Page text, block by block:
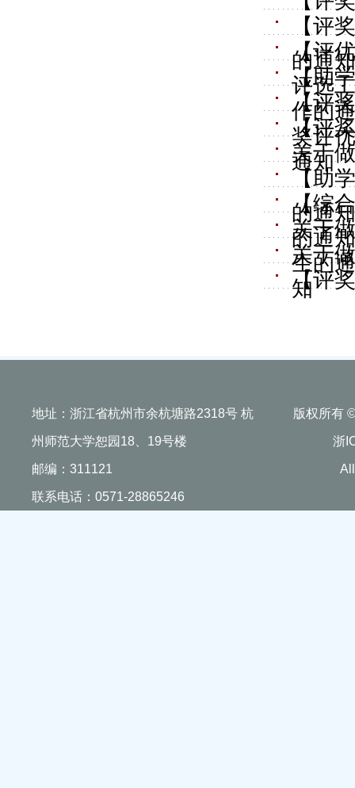
【评
的通知
【评
评选
【助
作的
【评
奖评
【评
通知
关于
【助
的通知
【综
的通知
关于
生的
关于
知
【评
地址：浙江省杭州市余杭塘路2318号 杭
州师范大学恕园18、19号楼
邮编：311121
联系电话：0571-28865246
版权所有
浙